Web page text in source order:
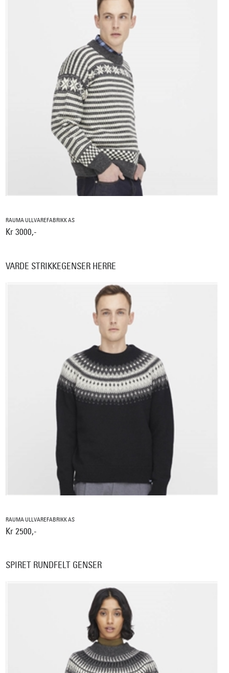
RAUMA ULLVAREFABRIKK AS
Kr 3000,-
VARDE STRIKKEGENSER HERRE
RAUMA ULLVAREFABRIKK AS
Kr 2500,-
SPIRET RUNDFELT GENSER